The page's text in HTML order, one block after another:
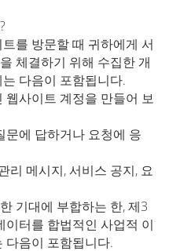
를 방문할 때 귀하에게 서
체결하기 위해 수집한 개
다음이 포함됩니다.
웹사이트 계정을 만들어 보
문에 답하거나 요청에 응
리 메시지, 서비스 공지, 요
기대에 부합하는 한, 제3
터를 합법적인 사업적 이
다음이 포함됩니다.